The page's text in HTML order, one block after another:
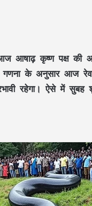
आषाढ़ कृष्ण पक्ष की
गणना के अनुसार आज
रहेगा। ऐसे में सुबह